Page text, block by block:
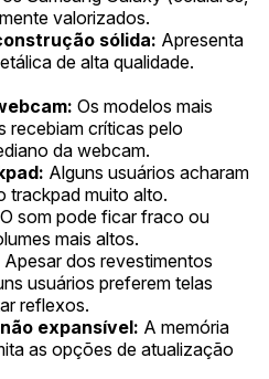
valorizados.
sólida: Apresenta
de alta qualidade.
Os modelos mais
recebiam críticas pelo
da webcam.
Alguns usuários acharam
trackpad muito alto.
O som pode ficar fraco ou
mais altos.
Apesar dos revestimentos
usuários preferem telas
reflexos.
expansível: A memória
as opções de atualização